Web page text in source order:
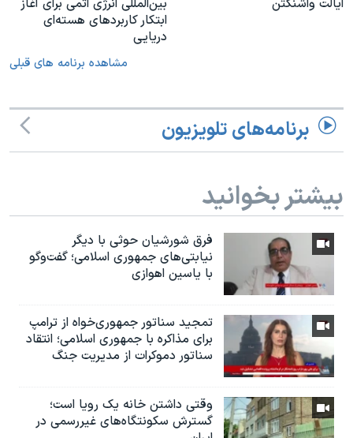
ایالت واشنگتن
بین‌المللی انرژی اتمی برای آغاز
ابتکار کاربردهای هسته‌ای
دریایی
مشاهده برنامه های قبلی
برنامه‌های تلویزیون
بیشتر بخوانید
فرق شورشیان حوثی با دیگر
نیابتی‌های جمهوری اسلامی؛ گفت‌وگو
با یاسین اهوازی
تمجید سناتور جمهوری‌خواه از ترامپ
برای مذاکره با جمهوری اسلامی؛ انتقاد
سناتور دموکرات از مدیریت جنگ
وقتی داشتن خانه یک رویا است؛
گسترش سکونتگاه‌های غیررسمی در